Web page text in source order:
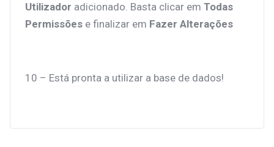
Utilizador adicionado. Basta clicar em Todas
Permissões e finalizar em Fazer Alterações
10 – Está pronta a utilizar a base de dados!